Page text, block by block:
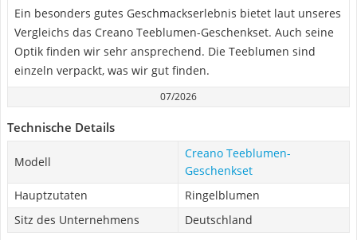
Ein besonders gutes Geschmackserlebnis bietet laut unseres
Vergleichs das Creano Teeblumen-Geschenkset. Auch seine
Optik finden wir sehr ansprechend. Die Teeblumen sind
einzeln verpackt, was wir gut finden.
07/2026
Technische Details
Modell
Creano Teeblumen-
Geschenkset
Hauptzutaten
Ringelblumen
Sitz des Unternehmens
Deutschland